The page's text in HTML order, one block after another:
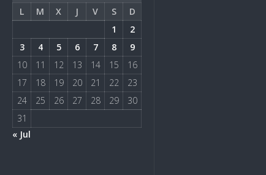
L
M X J V S
D
1
2
3
4 5 6 7 8
9
10
11 12 13 14 15
16
17
18 19 20 21 22
23
24
25 26 27 28 29
30
31
« Jul